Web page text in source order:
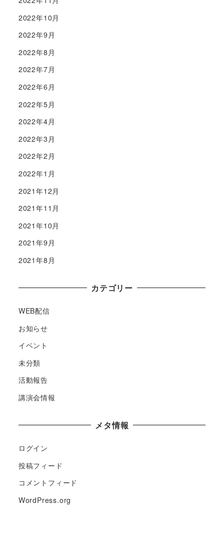
2022年10月
2022年9月
2022年8月
2022年7月
2022年6月
2022年5月
2022年4月
2022年3月
2022年2月
2022年1月
2021年12月
2021年11月
2021年10月
2021年9月
2021年8月
カテゴリー
WEB配信
お知らせ
イベント
未分類
活動報告
講演会情報
メタ情報
ログイン
投稿フィード
コメントフィード
WordPress.org